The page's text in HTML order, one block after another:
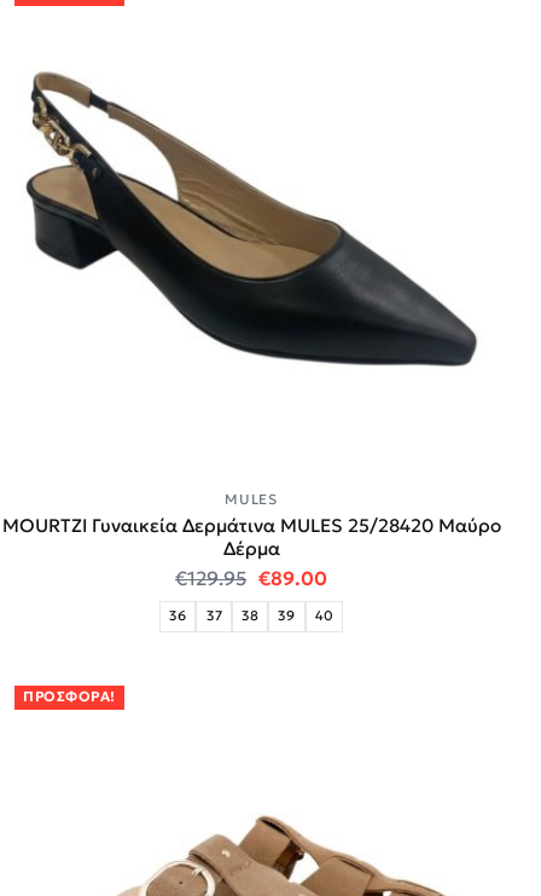
MULES
MOURTZI Γυναικεία Δερμάτινα MULES 25/28420 Μαύρο
Δέρμα
€129.95 Original price was: €129.95.
€89.00Η τρέχουσα τιμή
36 37 38 39 40
ΠΡΟΣΦΟΡΆ!